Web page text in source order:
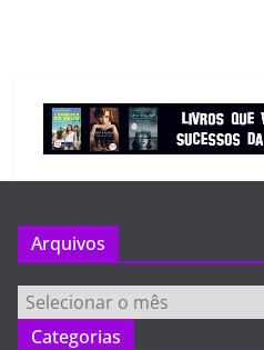
Arquivos
Arquivos
Categorias